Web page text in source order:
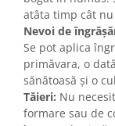
atâta timp cât
Nevoi de
Se pot aplica
primăvara, o
sănătoasă și o
Tăieri: Nu
formare sau de